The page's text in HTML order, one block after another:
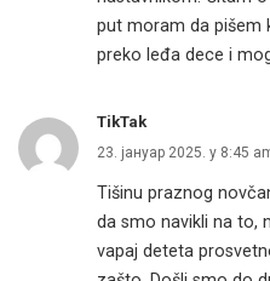
put moram da pišem
preko leđa dece i
TikTak
23. јануар 2025. у 8:45
Tišinu praznog
da smo navikli na to,
vapaj deteta